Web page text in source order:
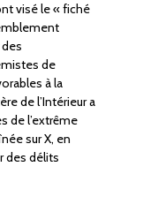
visé le « fiché
de
à la
de l’Intérieur a
de l’extrême
sur X, en
des délits